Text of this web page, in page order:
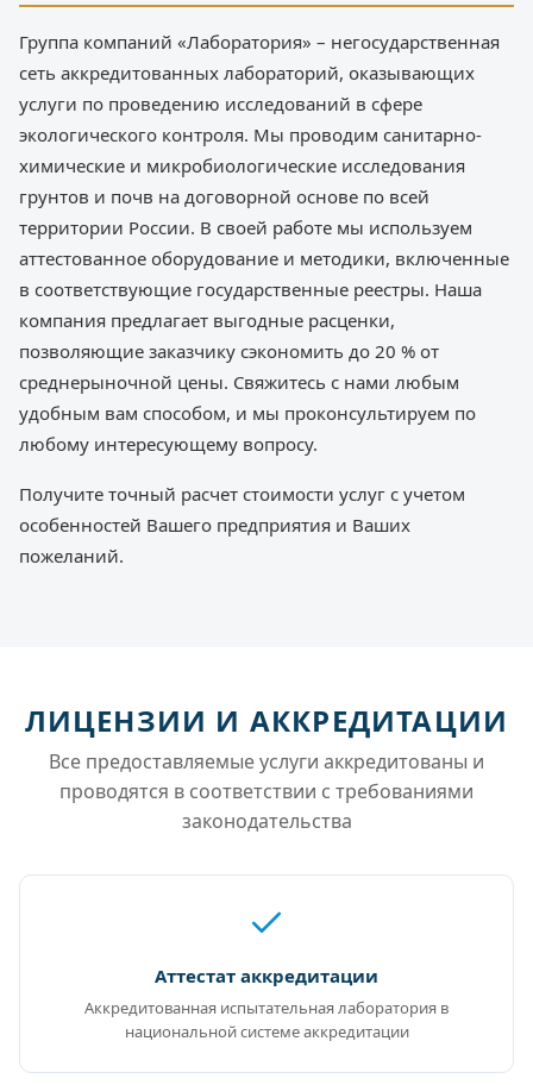
Группа компаний «Лаборатория» – негосударственная
сеть аккредитованных лабораторий, оказывающих
услуги по проведению исследований в сфере
экологического контроля. Мы проводим санитарно-
химические и микробиологические исследования
грунтов и почв на договорной основе по всей
территории России. В своей работе мы используем
аттестованное оборудование и методики, включенные
в соответствующие государственные реестры. Наша
компания предлагает выгодные расценки,
позволяющие заказчику сэкономить до 20 % от
среднерыночной цены. Свяжитесь с нами любым
удобным вам способом, и мы проконсультируем по
любому интересующему вопросу.
Получите точный расчет стоимости услуг с учетом
особенностей Вашего предприятия и Ваших
пожеланий.
ЛИЦЕНЗИИ И АККРЕДИТАЦИИ
Все предоставляемые услуги аккредитованы и
проводятся в соответствии с требованиями
законодательства
Аттестат аккредитации
Аккредитованная испытательная лаборатория в
национальной системе аккредитации